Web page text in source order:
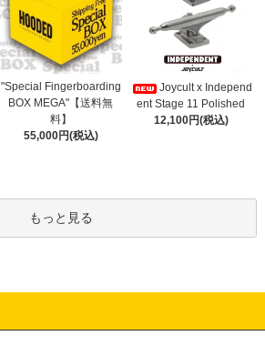
"Special Fingerboarding
BOX MEGA"【送料無
料】
55,000円(税込)
Joycult x Independ
ent Stage 11 Polished
12,100円(税込)
もっと見る